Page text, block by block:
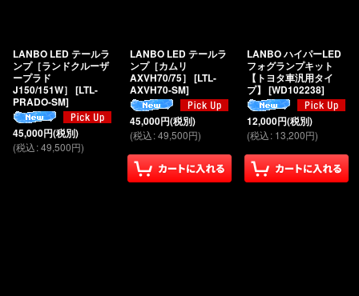
LANBO LED テールラ
ンプ［ランドクルーザ
ープラド
J150/151W］ [LTL-
PRADO-SM]
45,000円(税別)
(税込:49,500円)
LANBO LED テールラ
ンプ［カムリ
AXVH70/75］ [LTL-
AXVH70-SM]
45,000円(税別)
(税込:49,500円)
LANBO ハイパーLED
フォグランプキット
【トヨタ車汎用タイ
プ】 [WD102238]
12,000円(税別)
(税込: 13,200円)